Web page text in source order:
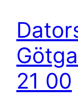
21 00